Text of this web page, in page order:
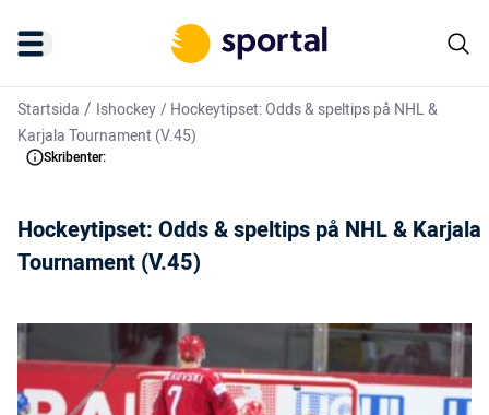
Startsida / Ishockey/Hockeytipset: Odds & speltips på NHL &
Karjala Tournament (V.45)
Skribenter:
Hockeytipset: Odds & speltips på NHL & Karjala
Tournament (V.45)